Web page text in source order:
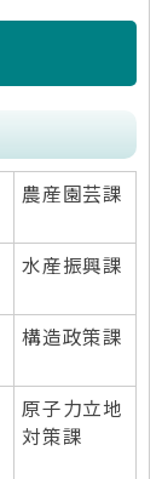
農産園芸課
水産振興課
構造政策課
原子力立地
対策課